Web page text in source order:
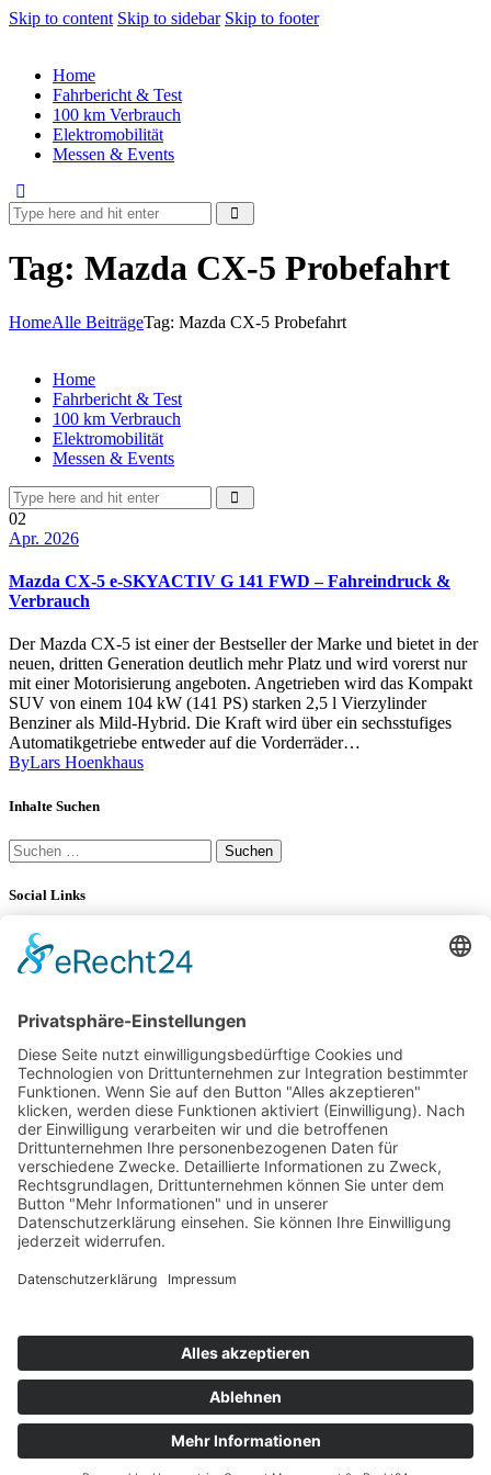
Skip to content Skip to sidebar Skip to footer
Home
Fahrbericht & Test
100 km Verbrauch
Elektromobilität
Messen & Events
Tag: Mazda CX-5 Probefahrt
HomeAlle BeiträgeTag: Mazda CX-5 Probefahrt
Home
Fahrbericht & Test
100 km Verbrauch
Elektromobilität
Messen & Events
02
Apr. 2026
Mazda CX-5 e-SKYACTIV G 141 FWD – Fahreindruck &
Verbrauch
Der Mazda CX-5 ist einer der Bestseller der Marke und bietet in der
neuen, dritten Generation deutlich mehr Platz und wird vorerst nur
mit einer Motorisierung angeboten. Angetrieben wird das Kompakt
SUV von einem 104 kW (141 PS) starken 2,5 l Vierzylinder
Benziner als Mild-Hybrid. Die Kraft wird über ein sechsstufiges
Automatikgetriebe entweder auf die Vorderräder…
ByLars Hoenkhaus
Inhalte Suchen
Suchen
nach:
Social Links
YouTube LinkedIn
100 km Verbrauch Test
Mercedes-Benz V-Klasse V 300 d Langstreckentest
25. September 2024
Citroën C5 X Hybrid – 100 km Verbrauch Test
22. Januar 2024
Cookie-Einstellungen
Copyright © 2026 by news to do GmbH